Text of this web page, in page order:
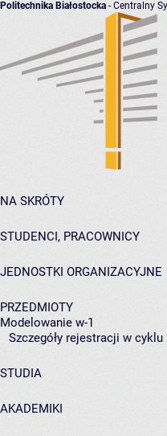
Politechnika Białostocka - Centralny
NA SKRÓTY
STUDENCI, PRACOWNICY
JEDNOSTKI ORGANIZACYJNE
PRZEDMIOTY
Modelowanie w-1
Szczegóły rejestracji w cyklu
STUDIA
AKADEMIKI